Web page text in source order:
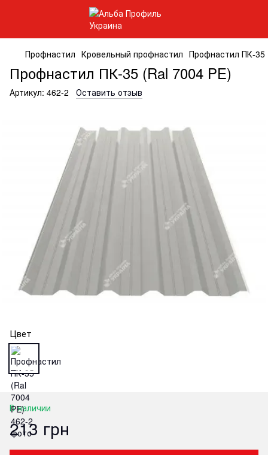
Профнастил Кровельный профнастил Профнастил ПК-35
Профнастил ПК-35 (Ral 7004 PE)
Артикул: 462-2 Оставить отзыв
Цвет
В наличии
213 грн